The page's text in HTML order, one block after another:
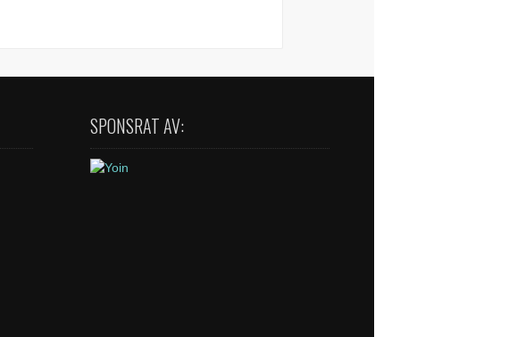
SPONSRAT AV: